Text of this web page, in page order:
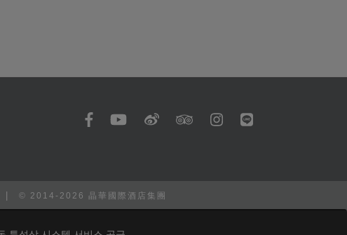
© 2014-2026 晶華國際酒店集團